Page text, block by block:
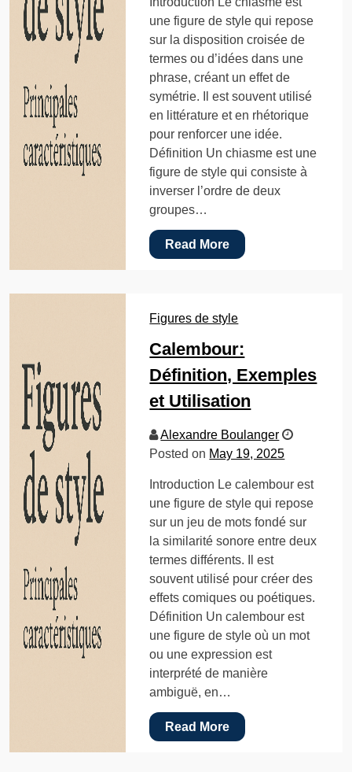
une figure de style qui repose
sur la disposition croisée de
termes ou d’idées dans une
phrase, créant un effet de
symétrie. Il est souvent utilisé
en littérature et en rhétorique
pour renforcer une idée.
Définition Un chiasme est une
figure de style qui consiste à
inverser l’ordre de deux
groupes…
Read More
Figures de style
Calembour:
Définition, Exemples
et Utilisation
Alexandre Boulanger
Posted on May 19, 2025
Introduction Le calembour est
une figure de style qui repose
sur un jeu de mots fondé sur
la similarité sonore entre deux
termes différents. Il est
souvent utilisé pour créer des
effets comiques ou poétiques.
Définition Un calembour est
une figure de style où un mot
ou une expression est
interprété de manière
ambiguë, en…
Read More